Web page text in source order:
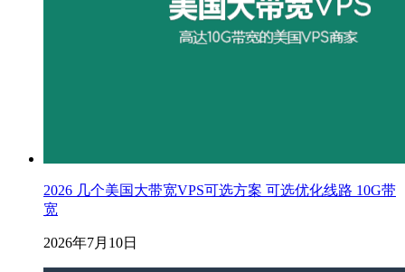
2026 几个美国大带宽VPS可选方案 可选优化线路 10G带
宽
2026年7月10日